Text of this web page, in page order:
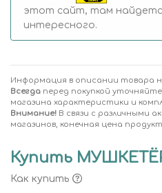
этот сайт, там
интересного.
Информация в описании товара
Всегда перед покупкой
магазина характеристики и
Внимание! В связи с различными
магазинов, конечная цена
Купить
Как купить